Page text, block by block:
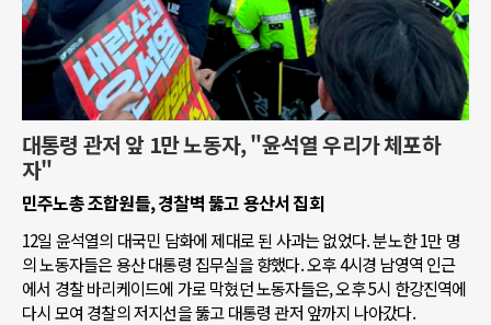
대통령 관저 앞 1만 노동자, "윤석열 우리가 체포하
자"
민주노총 조합원들, 경찰벽 뚫고 용산서 집회
12일 윤석열의 대국민 담화에 제대로 된 사과는 없었다. 분노한 1만 명
의 노동자들은 용산 대통령 집무실을 향했다. 오후 4시경 남영역 인근
에서 경찰 바리케이드에 가로 막혔던 노동자들은, 오후 5시 한강진역에
다시 모여 경찰의 저지선을 뚫고 대통령 관저 앞까지 나아갔다.